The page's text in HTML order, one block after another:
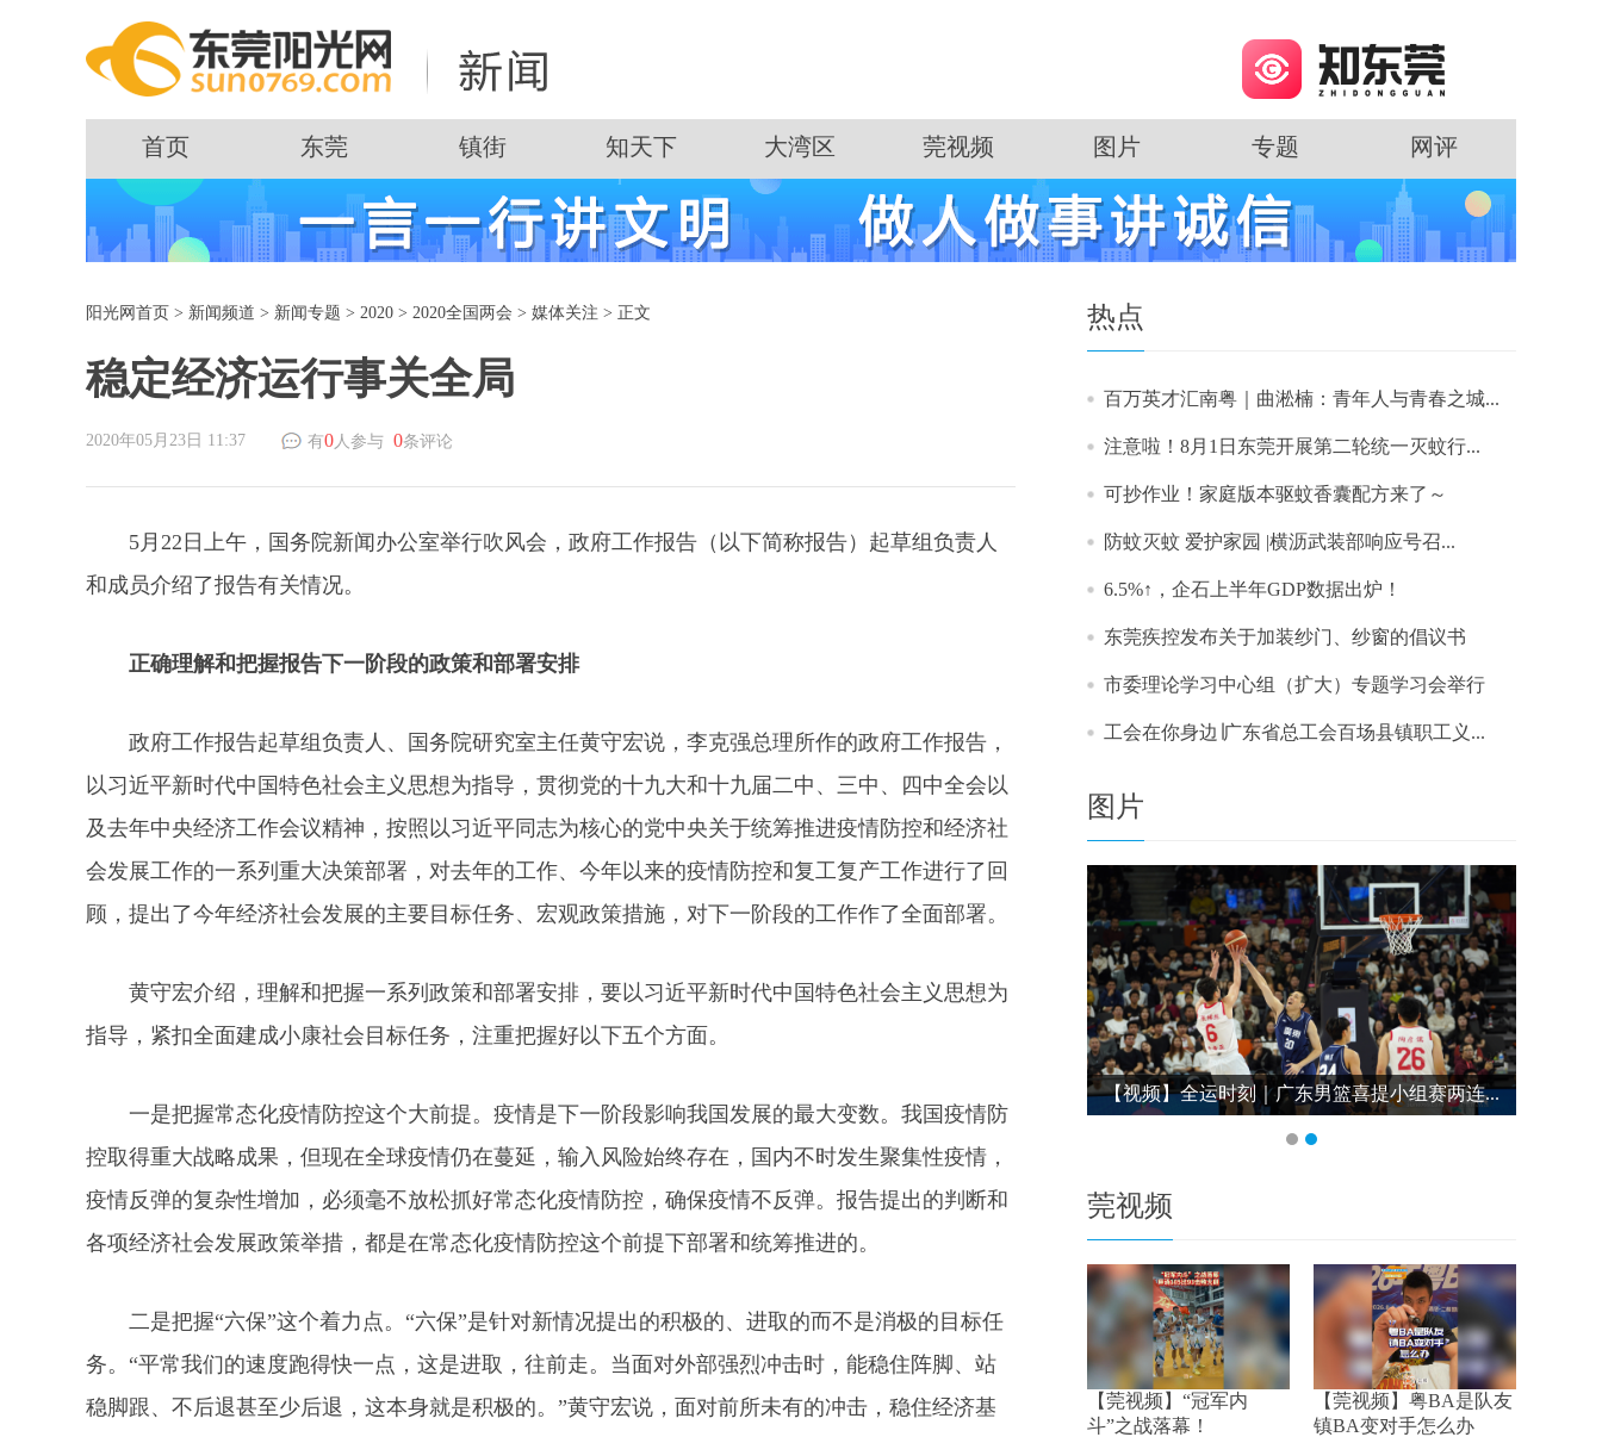
首页 东莞 镇街 知天下 大湾区 莞视频 图片 专题 网评
阳光网首页 > 新闻频道 > 新闻专题 > 2020 > 2020全国两会 > 媒体关注 > 正文
稳定经济运行事关全局
2020年05月23日 11:37 有0人参与 0条评论
5月22日上午，国务院新闻办公室举行吹风会，政府工作报告（以下简称报告）起草组负责人
和成员介绍了报告有关情况。
正确理解和把握报告下一阶段的政策和部署安排
政府工作报告起草组负责人、国务院研究室主任黄守宏说，李克强总理所作的政府工作报告，
以习近平新时代中国特色社会主义思想为指导，贯彻党的十九大和十九届二中、三中、四中全会以
及去年中央经济工作会议精神，按照以习近平同志为核心的党中央关于统筹推进疫情防控和经济社
会发展工作的一系列重大决策部署，对去年的工作、今年以来的疫情防控和复工复产工作进行了回
顾，提出了今年经济社会发展的主要目标任务、宏观政策措施，对下一阶段的工作作了全面部署。
黄守宏介绍，理解和把握一系列政策和部署安排，要以习近平新时代中国特色社会主义思想为
指导，紧扣全面建成小康社会目标任务，注重把握好以下五个方面。
一是把握常态化疫情防控这个大前提。疫情是下一阶段影响我国发展的最大变数。我国疫情防
控取得重大战略成果，但现在全球疫情仍在蔓延，输入风险始终存在，国内不时发生聚集性疫情，
疫情反弹的复杂性增加，必须毫不放松抓好常态化疫情防控，确保疫情不反弹。报告提出的判断和
各项经济社会发展政策举措，都是在常态化疫情防控这个前提下部署和统筹推进的。
二是把握“六保”这个着力点。“六保”是针对新情况提出的积极的、进取的而不是消极的目标任
务。“平常我们的速度跑得快一点，这是进取，往前走。当面对外部强烈冲击时，能稳住阵脚、站
稳脚跟、不后退甚至少后退，这本身就是积极的。”黄守宏说，面对前所未有的冲击，稳住经济基
热点
百万英才汇南粤｜曲淞楠：青年人与青春之城...
注意啦！8月1日东莞开展第二轮统一灭蚊行...
可抄作业！家庭版本驱蚊香囊配方来了～
防蚊灭蚊 爱护家园 |横沥武装部响应号召...
6.5%↑，企石上半年GDP数据出炉！
东莞疾控发布关于加装纱门、纱窗的倡议书
市委理论学习中心组（扩大）专题学习会举行
工会在你身边∣广东省总工会百场县镇职工义...
图片
【视频】全运时刻 | 广东男篮主场力克山东队...
莞视频
【莞视频】“冠军内
斗”之战落幕！
【莞视频】粤BA是队友
镇BA变对手怎么办